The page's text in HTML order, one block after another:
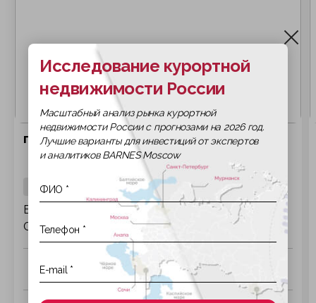
продажа Bordeaux-33000
81 м2
БОРДО - БЕРЛЕНД - КВАРТИРА 82М2 - 2
СПАЛЬНИ - ПОГРЕБ
3.0000
Спален
2
С/у
Исследование курортной
недвижимости России
Масштабный анализ рынка курортной
недвижимости России с прогнозами на 2026 год.
Лучшие варианты для инвестиций от экспертов
и аналитиков BARNES Moscow